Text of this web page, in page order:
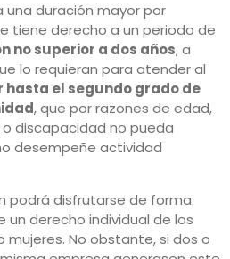
una duración mayor por
tiene derecho a un periodo de
no superior a dos años, a
lo requieran para atender al
el segundo grado de
, que por razones de edad,
discapacidad no pueda
desempeñe actividad
podrá disfrutarse de forma
derecho individual de los
mujeres. No obstante, si dos o